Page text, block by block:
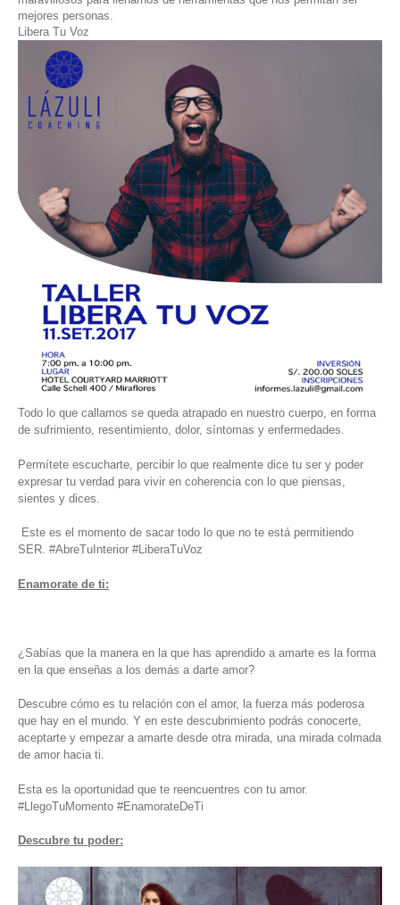
mejores personas.
Libera Tu Voz
Todo lo que callamos se queda atrapado en nuestro cuerpo, en forma
de sufrimiento, resentimiento, dolor, síntomas y enfermedades.
Permítete escucharte, percibir lo que realmente dice tu ser y poder
expresar tu verdad para vivir en coherencia con lo que piensas,
sientes y dices.
Este es el momento de sacar todo lo que no te está permitiendo
SER. #AbreTuInterior #LiberaTuVoz
Enamorate de ti:
¿Sabías que la manera en la que has aprendido a amarte es la forma
en la que enseñas a los demás a darte amor?
Descubre cómo es tu relación con el amor, la fuerza más poderosa
que hay en el mundo. Y en este descubrimiento podrás conocerte,
aceptarte y empezar a amarte desde otra mirada, una mirada colmada
de amor hacia ti.
Esta es la oportunidad que te reencuentres con tu amor.
#LlegoTuMomento #EnamorateDeTi
Descubre tu poder: